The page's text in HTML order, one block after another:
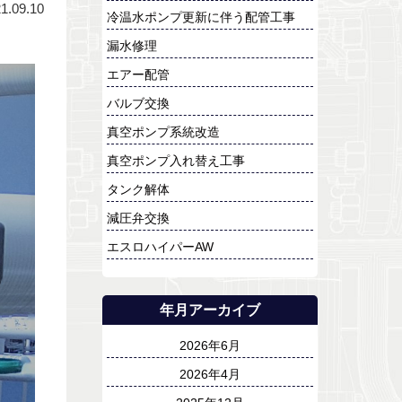
冷温水ポンプ更新に伴う配管工事
漏水修理
エアー配管
バルブ交換
真空ポンプ系統改造
真空ポンプ入れ替え工事
タンク解体
減圧弁交換
エスロハイパーAW
年月アーカイブ
2026年6月
2026年4月